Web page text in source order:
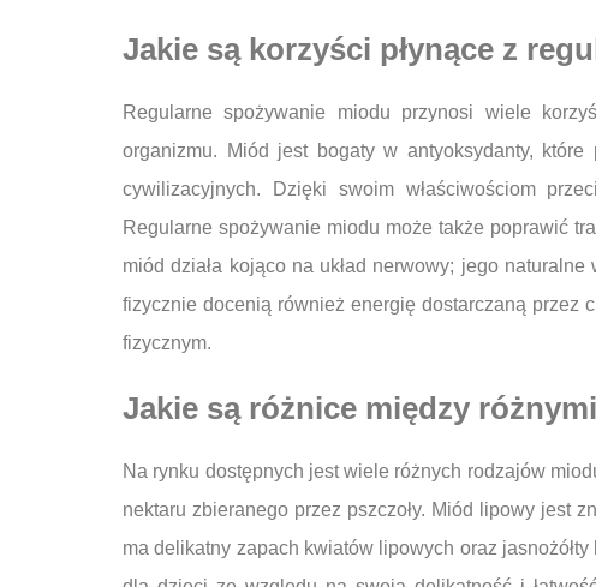
Jakie są korzyści płynące z
Regularne spożywanie miodu przynosi wiele
organizmu. Miód jest bogaty w antyoksydanty,
cywilizacyjnych. Dzięki swoim właściwościom
Regularne spożywanie miodu może także poprawić
miód działa kojąco na układ nerwowy; jego
fizycznie docenią również energię dostarczaną przez
fizycznym.
Jakie są różnice między
Na rynku dostępnych jest wiele różnych rodzajów
nektaru zbieranego przez pszczoły. Miód lipowy jest
ma delikatny zapach kwiatów lipowych oraz